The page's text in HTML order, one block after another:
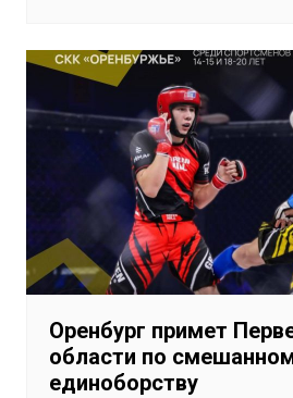
Оренбург примет
области по
единоборству